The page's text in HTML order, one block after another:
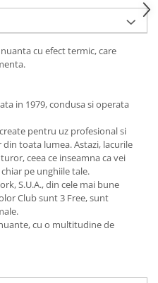
cu efect termic, care
in 1979, condusa si operata
pentru uz profesional si
toata lumea. Astazi, lacurile
ceea ce inseamna ca vei
pe unghiile tale.
S.U.A., din cele mai bune
Club sunt 3 Free, sunt
cu o multitudine de